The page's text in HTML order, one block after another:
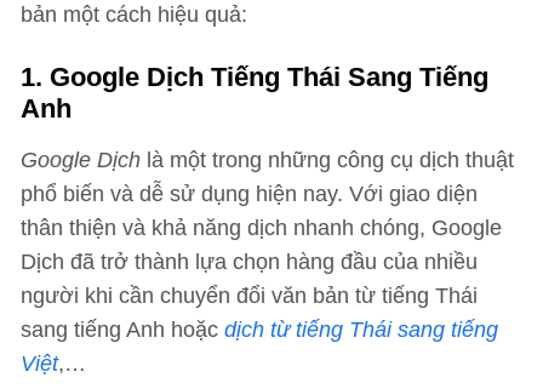
bản một cách hiệu quả:
1. Google Dịch Tiếng Thái Sang Tiếng
Anh
Google Dịch là một trong những công cụ dịch thuật
phổ biến và dễ sử dụng hiện nay. Với giao diện
thân thiện và khả năng dịch nhanh chóng, Google
Dịch đã trở thành lựa chọn hàng đầu của nhiều
người khi cần chuyển đổi văn bản từ tiếng Thái
sang tiếng Anh hoặc dịch từ tiếng Thái sang tiếng
Việt,…